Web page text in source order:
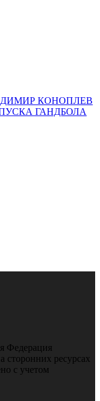
КОНОПЛЕВ
ГАНДБОЛА
Федерация
сторонних ресурсах
с учетом